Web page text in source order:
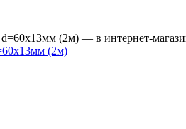
(2м)